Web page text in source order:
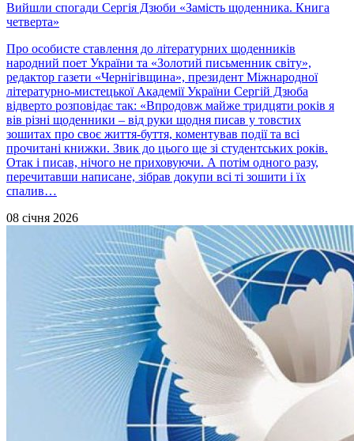
Вийшли спогади Сергія Дзюби «Замість щоденника. Книга
четверта»
Про особисте ставлення до літературних щоденників
народний поет України та «Золотий письменник світу»,
редактор газети «Чернігівщина», президент Міжнародної
літературно-мистецької Академії України Сергій Дзюба
відверто розповідає так: «Впродовж майже тридцяти років я
вів різні щоденники – від руки щодня писав у товстих
зошитах про своє життя-буття, коментував події та всі
прочитані книжки. Звик до цього ще зі студентських років.
Отак і писав, нічого не приховуючи. А потім одного разу,
перечитавши написане, зібрав докупи всі ті зошити і їх
спалив…
08 січня 2026